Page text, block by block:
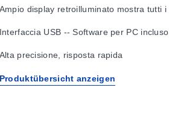
Ampio display retroilluminato mostra tutti i
Interfaccia USB -- Software per PC incluso
Alta precisione, risposta rapida
Produktübersicht anzeigen